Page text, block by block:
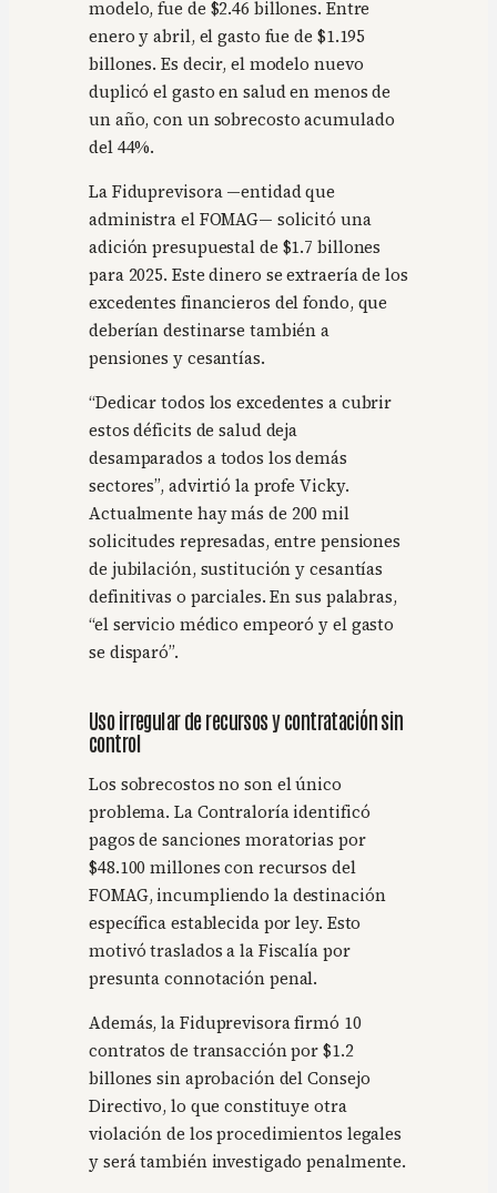
modelo, fue de $2.46 billones. Entre
enero y abril, el gasto fue de $1.195
billones. Es decir, el modelo nuevo
duplicó el gasto en salud en menos de
un año, con un sobrecosto acumulado
del 44%.
La Fiduprevisora —entidad que
administra el FOMAG— solicitó una
adición presupuestal de $1.7 billones
para 2025. Este dinero se extraería de los
excedentes financieros del fondo, que
deberían destinarse también a
pensiones y cesantías.
“Dedicar todos los excedentes a cubrir
estos déficits de salud deja
desamparados a todos los demás
sectores”, advirtió la profe Vicky.
Actualmente hay más de 200 mil
solicitudes represadas, entre pensiones
de jubilación, sustitución y cesantías
definitivas o parciales. En sus palabras,
“el servicio médico empeoró y el gasto
se disparó”.
Uso irregular de recursos y contratación sin
control
Los sobrecostos no son el único
problema. La Contraloría identificó
pagos de sanciones moratorias por
$48.100 millones con recursos del
FOMAG, incumpliendo la destinación
específica establecida por ley. Esto
motivó traslados a la Fiscalía por
presunta connotación penal.
Además, la Fiduprevisora firmó 10
contratos de transacción por $1.2
billones sin aprobación del Consejo
Directivo, lo que constituye otra
violación de los procedimientos legales
y será también investigado penalmente.